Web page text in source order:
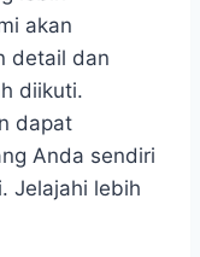
akan
detail dan
diikuti.
dapat
Anda sendiri
Jelajahi lebih